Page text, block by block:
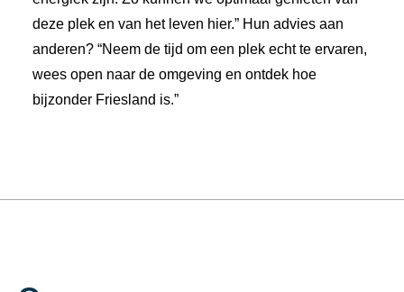
deze plek en van het leven hier.” Hun advies aan
anderen? “Neem de tijd om een plek echt te ervaren,
wees open naar de omgeving en ontdek hoe
bijzonder Friesland is.”